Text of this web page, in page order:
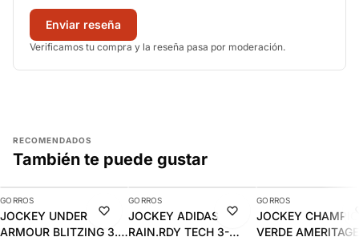
Enviar reseña
Verificamos tu compra y la reseña pasa por moderación.
RECOMENDADOS
También te puede gustar
-10%
AGREGAR
GORROS
JOCKEY UNDER
ARMOUR BLITZING 3.0
-10%
AGREGAR
GORROS
JOCKEY ADIDAS
RAIN.RDY TECH 3-
-15%
GORROS
JOCKEY
VERDE AMERITAGE